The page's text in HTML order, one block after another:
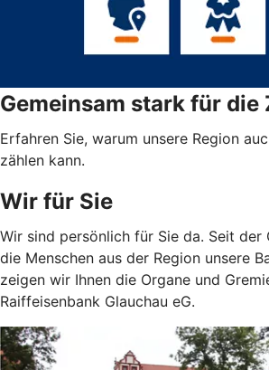
Gemeinsam stark für die
Erfahren Sie, warum unsere Region
zählen kann.
Wir für Sie
Wir sind persönlich für Sie da. Seit der
die Menschen aus der Region unsere
zeigen wir Ihnen die Organe und
Raiffeisenbank Glauchau eG.